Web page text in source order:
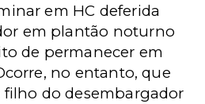
em HC deferida
em plantão noturno
de permanecer em
no entanto, que
filho do desembargador